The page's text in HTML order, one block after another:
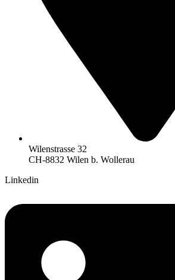
Wilenstrasse 32
CH-8832 Wilen b. Wollerau
Linkedin